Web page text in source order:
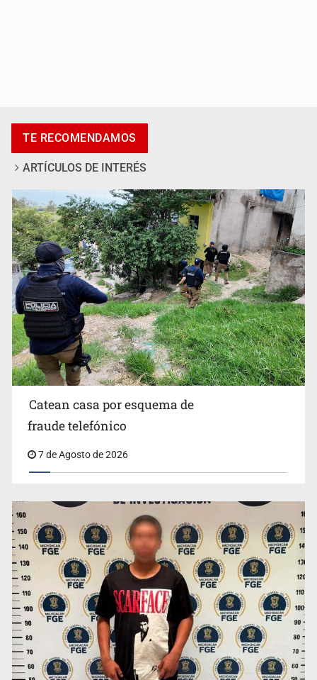
afirma Lazos de Amor
Sheinbaum anticipa más detenciones por caso
Ayotzinapa y promete justicia
México no está preparado para una intervención
unilateral de EUA contra cárteles
TE RECOMENDAMOS
ARTÍCULOS DE INTERÉS
Catean casa por esquema de
fraude telefónico
7 de Agosto de 2026